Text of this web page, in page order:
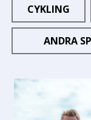
CYKLING
ANDRA